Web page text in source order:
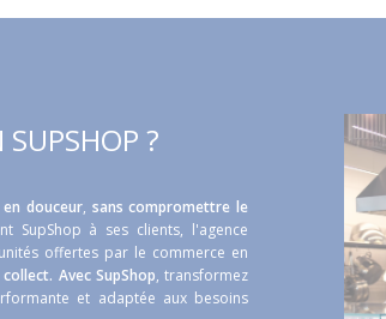
?
douceur, sans compromettre le
SupShop à ses clients, l'agence
offertes par le commerce en
Avec SupShop, transformez
et adaptée aux besoins